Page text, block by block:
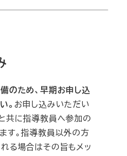
のため、早期お申し込
。 お申し込みいただい
共に指導教員へ参加の
す。指導教員以外の方
る場合はその旨もメッ